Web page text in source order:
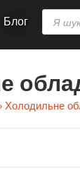
Блог
Пошук
товарів
Холодильне